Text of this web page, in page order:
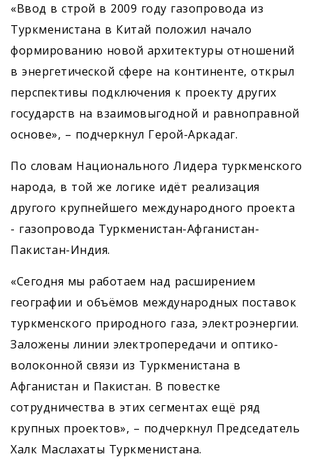
«Ввод в строй в 2009 году газопровода из
Туркменистана в Китай положил начало
формированию новой архитектуры отношений
в энергетической сфере на континенте, открыл
перспективы подключения к проекту других
государств на взаимовыгодной и равноправной
основе», – подчеркнул Герой-Аркадаг.
По словам Национального Лидера туркменского
народа, в той же логике идёт реализация
другого крупнейшего международного проекта
- газопровода Туркменистан-Афганистан-
Пакистан-Индия.
«Сегодня мы работаем над расширением
географии и объёмов международных поставок
туркменского природного газа, электроэнергии.
Заложены линии электропередачи и оптико-
волоконной связи из Туркменистана в
Афганистан и Пакистан. В повестке
сотрудничества в этих сегментах ещё ряд
крупных проектов», – подчеркнул Председатель
Халк Маслахаты Туркменистана.